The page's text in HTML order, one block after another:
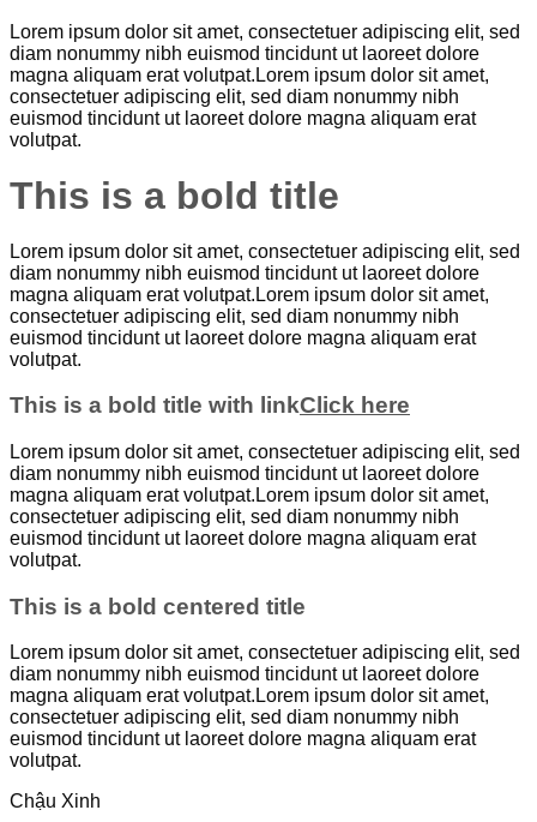
Lorem ipsum dolor sit amet, consectetuer adipiscing elit, sed
diam nonummy nibh euismod tincidunt ut laoreet dolore
magna aliquam erat volutpat.Lorem ipsum dolor sit amet,
consectetuer adipiscing elit, sed diam nonummy nibh
euismod tincidunt ut laoreet dolore magna aliquam erat
volutpat.
This is a bold title
Lorem ipsum dolor sit amet, consectetuer adipiscing elit, sed
diam nonummy nibh euismod tincidunt ut laoreet dolore
magna aliquam erat volutpat.Lorem ipsum dolor sit amet,
consectetuer adipiscing elit, sed diam nonummy nibh
euismod tincidunt ut laoreet dolore magna aliquam erat
volutpat.
This is a bold title with linkClick here
Lorem ipsum dolor sit amet, consectetuer adipiscing elit, sed
diam nonummy nibh euismod tincidunt ut laoreet dolore
magna aliquam erat volutpat.Lorem ipsum dolor sit amet,
consectetuer adipiscing elit, sed diam nonummy nibh
euismod tincidunt ut laoreet dolore magna aliquam erat
volutpat.
This is a bold centered title
Lorem ipsum dolor sit amet, consectetuer adipiscing elit, sed
diam nonummy nibh euismod tincidunt ut laoreet dolore
magna aliquam erat volutpat.Lorem ipsum dolor sit amet,
consectetuer adipiscing elit, sed diam nonummy nibh
euismod tincidunt ut laoreet dolore magna aliquam erat
volutpat.
Chậu Xinh